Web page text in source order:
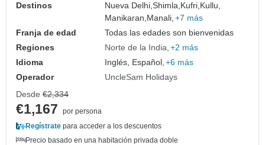
Destinos Nueva Delhi,Shimla, Kufri, Kullu,
Manikaran, Manali, +7 más
Franja de edad
Todas las edades son bienvenidas
Regiones
Norte de la India +2 más
Idioma
Inglés, Español, +6 más
Operador
UncleSam Holidays
Desde €2,334
€1,167
por persona
Regístrate para acceder a los descuentos
Precio basado en una habitación privada doble